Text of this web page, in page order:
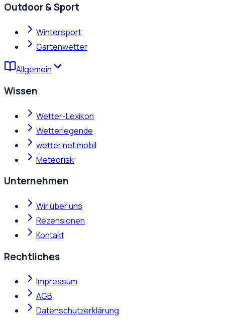
Outdoor & Sport
Wintersport
Gartenwetter
Allgemein
Wissen
Wetter-Lexikon
Wetterlegende
wetter.net mobil
Meteorisk
Unternehmen
Wir über uns
Rezensionen
Kontakt
Rechtliches
Impressum
AGB
Datenschutzerklärung